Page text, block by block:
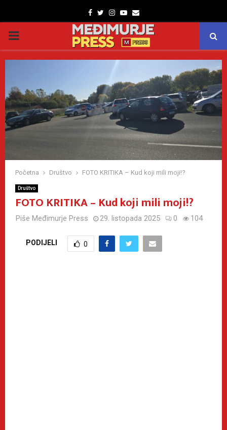
Facebook
TwitterInstagram
Youtube
Email
PRIMARY
MENU
Početna Društvo FOTO KRITIKA – Kud koji mili moji!?
Društvo
FOTO KRITIKA – Kud koji mili moji!?
Piše Međimurje Press 29. listopada 2025 0 104
PODIJELI 0